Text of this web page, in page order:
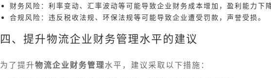
财务风险：利率变动、汇率波动等可能导致企业财务成本增加，盈利能力下降
合规风险：违反税收法规、环保法规等可能导致企业遭受罚款，声誉受损。
四、提升物流企业财务管理水平的建议
为了提升物流企业财务管理水平，建议采取以下措施：